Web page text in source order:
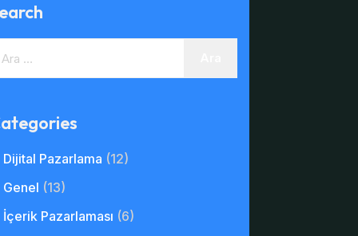
Dijital Pazarlama (12)
Genel (13)
İçerik Pazarlaması (6)